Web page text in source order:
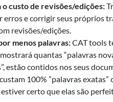
o custo de revisões/edições:
erros e corrigir seus próprios
revisões/edições.
menos palavras:CAT tools
quantas “palavras
estão contidos nos seus
100% ”palavras
estiver certo que elas são